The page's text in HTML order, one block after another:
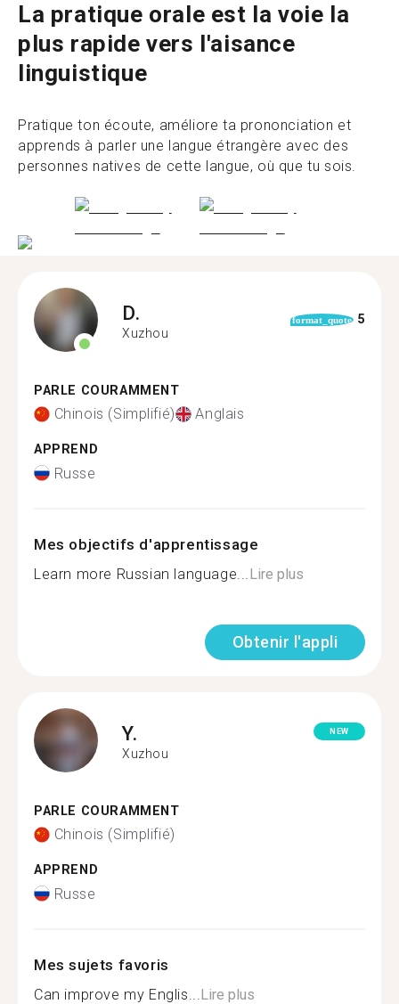
La pratique orale est la voie la
plus rapide vers l'aisance
linguistique
Pratique ton écoute, améliore ta prononciation et
apprends à parler une langue étrangère avec des
personnes natives de cette langue, où que tu sois.
D.
Xuzhou
format_quote 5
PARLE COURAMMENT
Chinois (Simplifié) Anglais
APPREND
Russe
Mes objectifs d'apprentissage
Learn more Russian language... Lire plus
Obtenir l'appli
Y.
Xuzhou
NEW
PARLE COURAMMENT
Chinois (Simplifié)
APPREND
Russe
Mes sujets favoris
Can improve my Englis... Lire plus